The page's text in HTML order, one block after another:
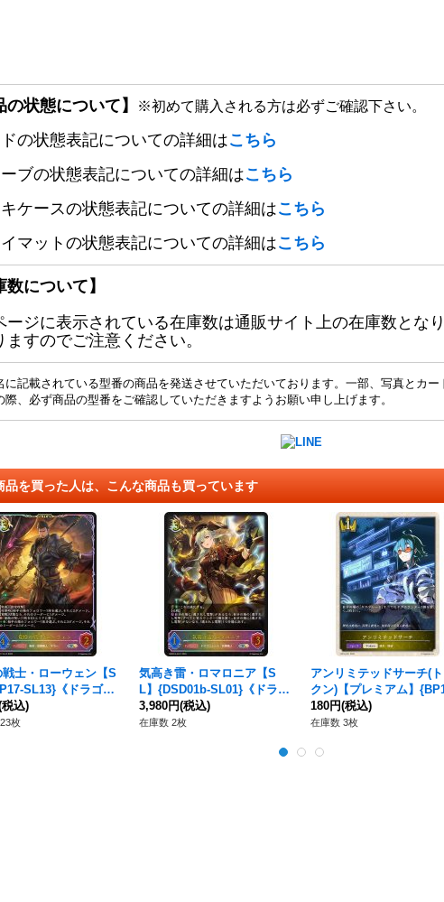
の状態について】 ※初めて購入される方は必ずご確認下さい。
の状態表記についての詳細はこちら
ブの状態表記についての詳細はこちら
ケースの状態表記についての詳細はこちら
マットの状態表記についての詳細はこちら
数について】
ージに表示されている在庫数は通販サイト上の在庫数とな
ますのでご注意ください。
記載されている型番の商品を発送させていただいております。一部、写真とカ
際、必ず商品の型番をご確認していただきますようお願い申し上げます。
品を買った人は、こんな商品も買っています
士・ローウェン【S
SL13}《ドラゴ
税込)
枚
気高き雷・ロマロニア【S
L】{DSD01b-SL01}《ドラゴ
ン》
3,980円(税込)
在庫数 2枚
アンリミテッドサーチ(
クン)【プレミアム】
P51}《ロイヤル》
180円(税込)
在庫数 3枚